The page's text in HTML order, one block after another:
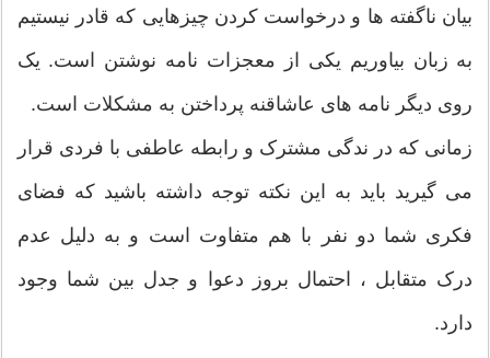
بیان ناگفته ها و درخواست کردن چیزهایی که قادر نیستیم
به زبان بیاوریم یکی از معجزات نامه نوشتن است. یک
روی دیگر نامه های عاشاقنه پرداختن به مشکلات است.
زمانی که در ندگی مشترک و رابطه عاطفی با فردی قرار
می گیرید باید به این نکته توجه داشته باشید که فضای
فکری شما دو نفر با هم متفاوت است و به دلیل عدم
درک متقابل ، احتمال بروز دعوا و جدل بین شما وجود
دارد.